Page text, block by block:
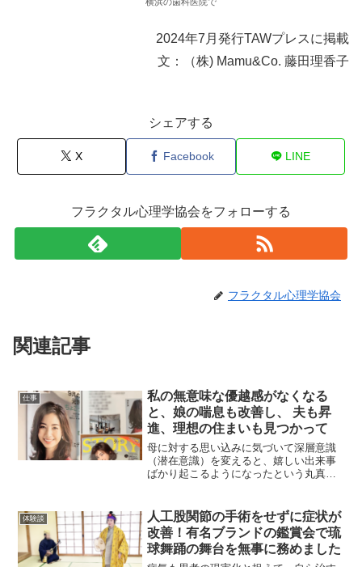
2024年7月発行TAWプレスに掲載
文：（株) Mamu&Co. 藤田理香子
シェアする
X Facebook LINE
フラクタル心理学協会をフォローする
フラクタル心理学協会
関連記事
仕事
私の無意味な優越感がなくなる
と、娘の喘息も改善し、 夫も昇
進、理想の住まいも見つかって
母に対する思い込みに気づいて深層意識
（潜在意識）を変えると、嬉しい出来事
ばかり起こるようになったという丸真紀
た本当の自分を知って――学んだきっか
けをお聞かせください...
体験談
人工股関節の手術をせずに症状が
改善！有名ブランドの鑑賞会で琉
球舞踊の舞台を無事に務めました